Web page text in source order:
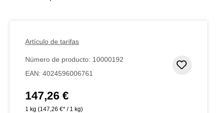
Artículo de tarifas
Número de producto: 10000192
EAN: 4024596006761
Precio normal:
147,26 €
1 kg (147,26 €* / 1 kg)